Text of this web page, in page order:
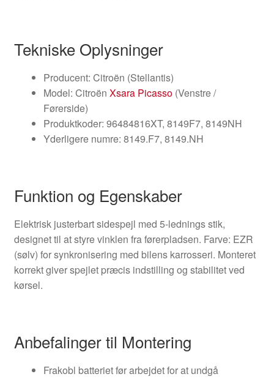
Tekniske Oplysninger
Producent: Citroën (Stellantis)
Model: Citroën Xsara Picasso(Venstre /
Førerside)
Produktkoder: 96484816XT, 8149F7, 8149NH
Yderligere numre: 8149.F7, 8149.NH
Funktion og Egenskaber
Elektrisk justerbart sidespejl med 5-lednings stik,
designet til at styre vinklen fra førerpladsen. Farve: EZR
(sølv) for synkronisering med bilens karrosseri. Monteret
korrekt giver spejlet præcis indstilling og stabilitet ved
kørsel.
Anbefalinger til Montering
Frakobl batteriet før arbejdet for at undgå